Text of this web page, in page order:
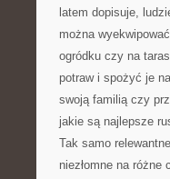
latem dopisuje,
można
ogródku czy na
potraw i spożyć je
swoją familią czy
jakie są najlepsze
Tak samo
niezłomne na